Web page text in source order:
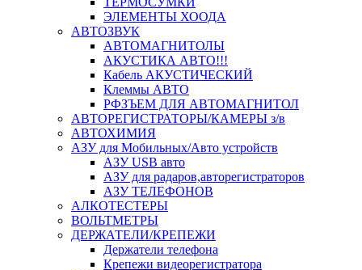
ЭЛЕМЕНТЫ ХООДА
АВТОЗВУК
АВТОМАГНИТОЛЫ
АКУСТИКА АВТО!!!
Кабель АКУСТИЧЕСКИЙ
Клеммы АВТО
РФЗЪЕМ ДЛЯ АВТОМАГНИТОЛ
АВТОРЕГИСТРАТОРЫ/КАМЕРЫ з/в
АВТОХИМИЯ
АЗУ для Мобильных/Авто устройств
АЗУ USB авто
АЗУ для радаров,авторегистраторов
АЗУ ТЕЛЕФОНОВ
АЛКОТЕСТЕРЫ
ВОЛЬТМЕТРЫ
ДЕРЖАТЕЛИ/КРЕПЕЖИ
Держатели телефона
Крепежи видеорегистратора